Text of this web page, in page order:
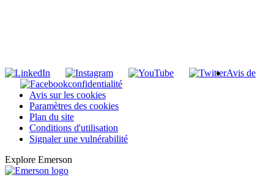
Avis de
confidentialité
Avis sur les cookies
Paramètres des cookies
Plan du site
Conditions d'utilisation
Signaler une vulnérabilité
Explore Emerson